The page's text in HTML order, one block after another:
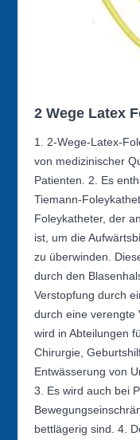
2 Wege Latex
1. 2-Wege-Latex-
von medizinischer
Patienten. 2. Es
Tiemann-
Foleykatheter, der
ist, um die
zu überwinden.
durch den
Verstopfung durch
durch eine verengte
wird in Abteilungen
Chirurgie,
Entwässerung von
3. Es wird auch bei
bettlägerig sind. 4.